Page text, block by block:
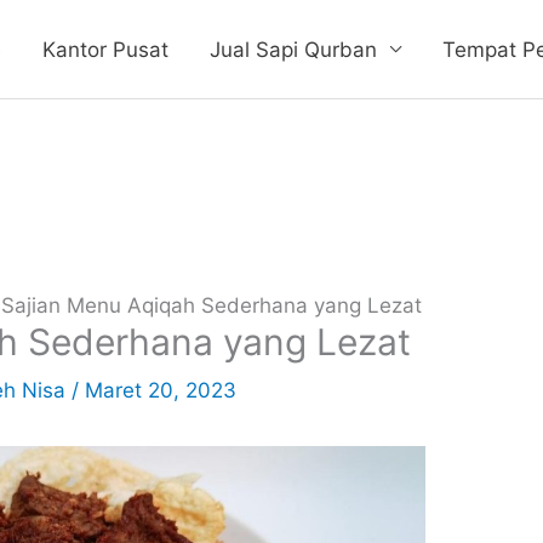
Kantor Pusat Jual Sapi Qurban Tempat
Sajian Menu Aqiqah Sederhana yang Lezat
Sederhana yang Lezat
Nisa / Maret 20, 2023